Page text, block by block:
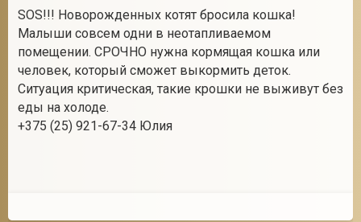
SOS!!! Новорожденных котят бросила кошка!
Малыши совсем одни в неотапливаемом
помещении. СРОЧНО нужна кормящая кошка или
человек, который сможет выкормить деток.
Ситуация критическая, такие крошки не выживут без
еды на холоде.
+375 (25) 921-67-34 Юлия